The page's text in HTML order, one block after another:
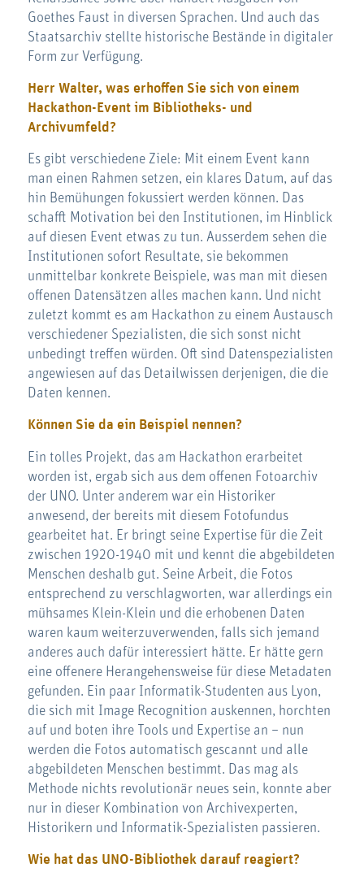
Goethes Faust in diversen Sprachen. Und auch das
Staatsarchiv stellte historische Bestände in digitaler
Form zur Verfügung.
Herr Walter, was erhoffen Sie sich von einem
Hackathon-Event im Bibliotheks- und
Archivumfeld?
Es gibt verschiedene Ziele: Mit einem Event kann
man einen Rahmen setzen, ein klares Datum, auf das
hin Bemühungen fokussiert werden können. Das
schafft Motivation bei den Institutionen, im Hinblick
auf diesen Event etwas zu tun. Ausserdem sehen die
Institutionen sofort Resultate, sie bekommen
unmittelbar konkrete Beispiele, was man mit diesen
offenen Datensätzen alles machen kann. Und nicht
zuletzt kommt es am Hackathon zu einem Austausch
verschiedener Spezialisten, die sich sonst nicht
unbedingt treffen würden. Oft sind Datenspezialisten
angewiesen auf das Detailwissen derjenigen, die die
Daten kennen.
Können Sie da ein Beispiel nennen?
Ein tolles Projekt, das am Hackathon erarbeitet
worden ist, ergab sich aus dem offenen Fotoarchiv
der UNO. Unter anderem war ein Historiker
anwesend, der bereits mit diesem Fotofundus
gearbeitet hat. Er bringt seine Expertise für die Zeit
zwischen 1920-1940 mit und kennt die abgebildeten
Menschen deshalb gut. Seine Arbeit, die Fotos
entsprechend zu verschlagworten, war allerdings ein
mühsames Klein-Klein und die erhobenen Daten
waren kaum weiterzuverwenden, falls sich jemand
anderes auch dafür interessiert hätte. Er hätte gern
eine offenere Herangehensweise für diese Metadaten
gefunden. Ein paar Informatik-Studenten aus Lyon,
die sich mit Image Recognition auskennen, horchten
auf und boten ihre Tools und Expertise an – nun
werden die Fotos automatisch gescannt und alle
abgebildeten Menschen bestimmt. Das mag als
Methode nichts revolutionär neues sein, konnte aber
nur in dieser Kombination von Archivexperten,
Historikern und Informatik-Spezialisten passieren.
Wie hat das UNO-Bibliothek darauf reagiert?